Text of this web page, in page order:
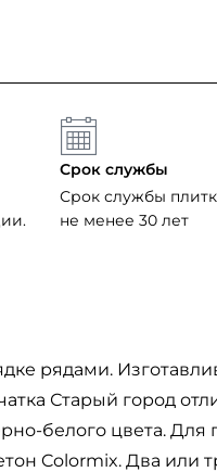
Срок службы
Срок службы
не менее 30 лет
рядами.
Старый город
белого цвета. Для
Colormix. Два или